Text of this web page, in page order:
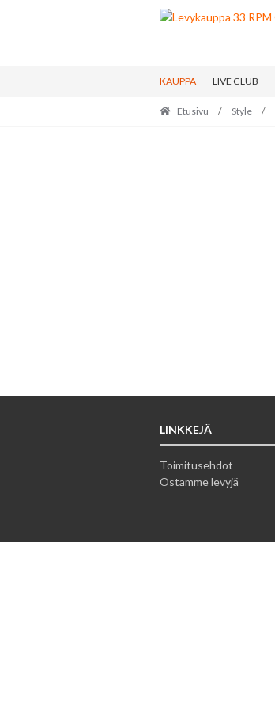
Skip
to
Skip
to
KAUPPA LIVE CLUB
Etusivu / Style /
LINKKEJÄ
Toimitusehdot
Ostamme levyjä